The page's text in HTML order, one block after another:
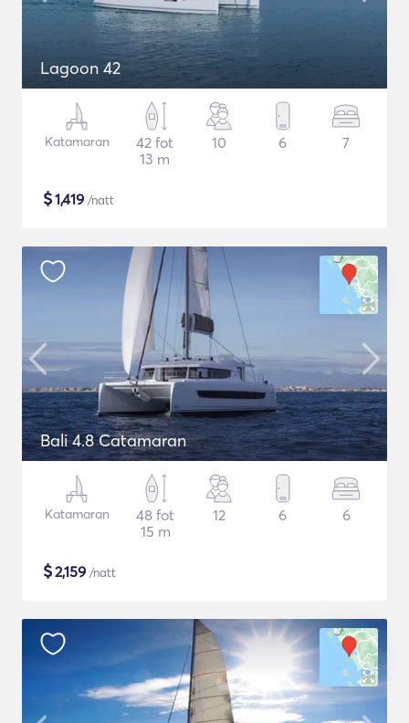
Lagoon 42
Katamaran
42 fot
13 m
10 6 7
$1,419 /natt
Bali 4.8 Catamaran
Katamaran
48 fot
15 m
12 6 6
$2,159 /natt